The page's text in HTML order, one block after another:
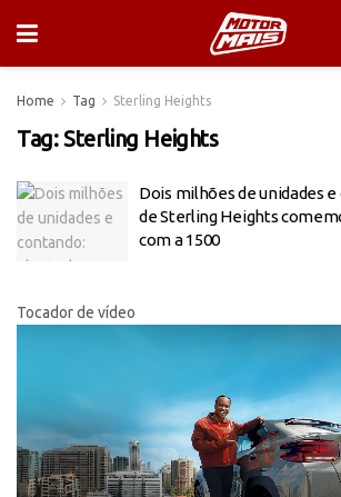
Home Tag Sterling Heights
Tag:Sterling Heights
Dois milhões de unidades
de Sterling Heights
com a 1500
Tocador de vídeo